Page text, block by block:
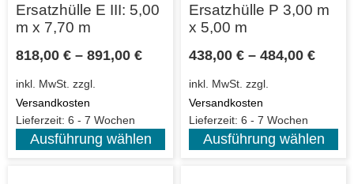
Ersatzhülle E III: 5,00
m x 7,70 m
818,00 € – 891,00 €
inkl. MwSt. zzgl.
Versandkosten
Lieferzeit: 6 - 7 Wochen
Ausführung wählen
Ersatzhülle P 3,00 m
x 5,00 m
438,00 € – 484,00 €
inkl. MwSt. zzgl.
Versandkosten
Lieferzeit: 6 - 7 Wochen
Ausführung wählen